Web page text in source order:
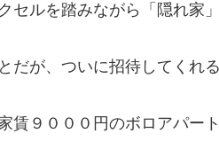
ルを踏みながら「隠れ家」
だが、ついに招待してくれ
賃９０００円のボロアパー